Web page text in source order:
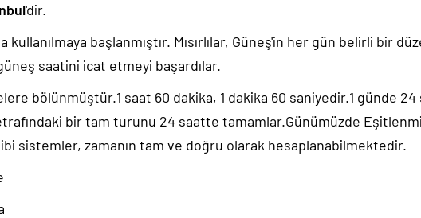
'dir.
kullanılmaya başlanmıştır. Mısırlılar, Güneş'in her gün belirli bir
saatini icat etmeyi başardılar.
bölünmüştür.1 saat 60 dakika, 1 dakika 60 saniyedir.1 günde 24
bir tam turunu 24 saatte tamamlar.Günümüzde
sistemler, zamanın tam ve doğru olarak hesaplanabilmektedir.